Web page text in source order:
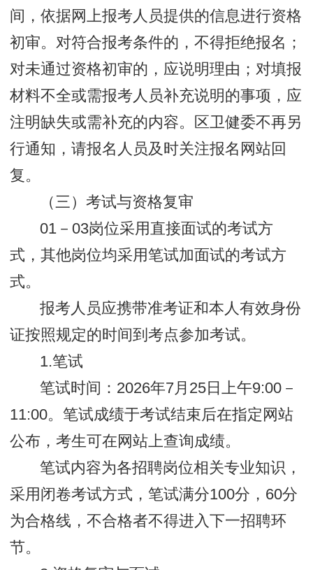
间，依据网上报考人员提供的信息进行资格
初审。对符合报考条件的，不得拒绝报名；
对未通过资格初审的，应说明理由；对填报
材料不全或需报考人员补充说明的事项，应
注明缺失或需补充的内容。区卫健委不再另
行通知，请报名人员及时关注报名网站回
复。
（三）考试与资格复审
01－03岗位采用直接面试的考试方
式，其他岗位均采用笔试加面试的考试方
式。
报考人员应携带准考证和本人有效身份
证按照规定的时间到考点参加考试。
1.笔试
笔试时间：2026年7月25日上午9:00－
11:00。笔试成绩于考试结束后在指定网站
公布，考生可在网站上查询成绩。
笔试内容为各招聘岗位相关专业知识，
采用闭卷考试方式，笔试满分100分，60分
为合格线，不合格者不得进入下一招聘环
节。